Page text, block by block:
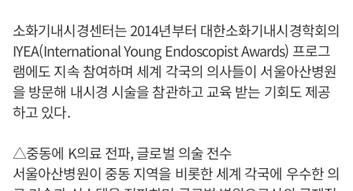
소화기내시경센터는 2014년부터 대한소화기내시경학회의
IYEA(International Young Endoscopist Awards) 프로그
램에도 지속 참여하며 세계 각국의 의사들이 서울아산병원
을 방문해 내시경 시술을 참관하고 교육 받는 기회도 제공
하고 있다.
△중동에 K의료 전파, 글로벌 의술 전수
서울아산병원이 중동 지역을 비롯한 세계 각국에 우수한 의